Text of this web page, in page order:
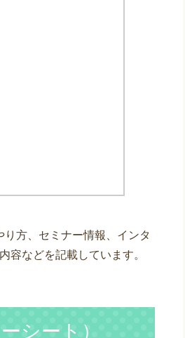
方、セミナー情報、インタ
容などを記載しています。
シート）